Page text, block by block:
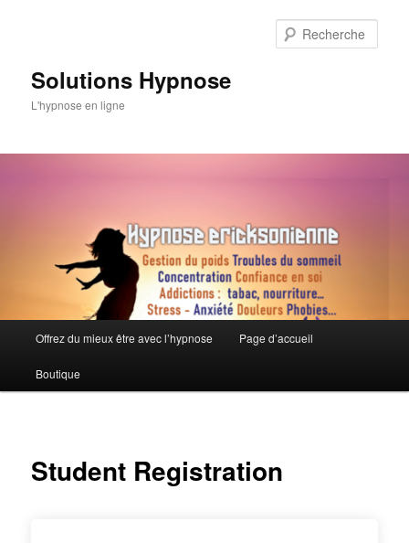
Solutions Hypnose
L'hypnose en ligne
principal
Offrez du mieux être avec l’hypnose Page d’accueil
Boutique
Student Registration